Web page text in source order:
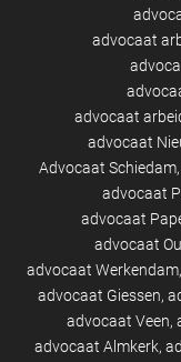
advocaat
advocaat
advocaat
Advocaat Schiedam
advocaat
advocaat
advocaat
advocaat Werkendam
advocaat Giessen
advocaat Veen
advocaat Almkerk